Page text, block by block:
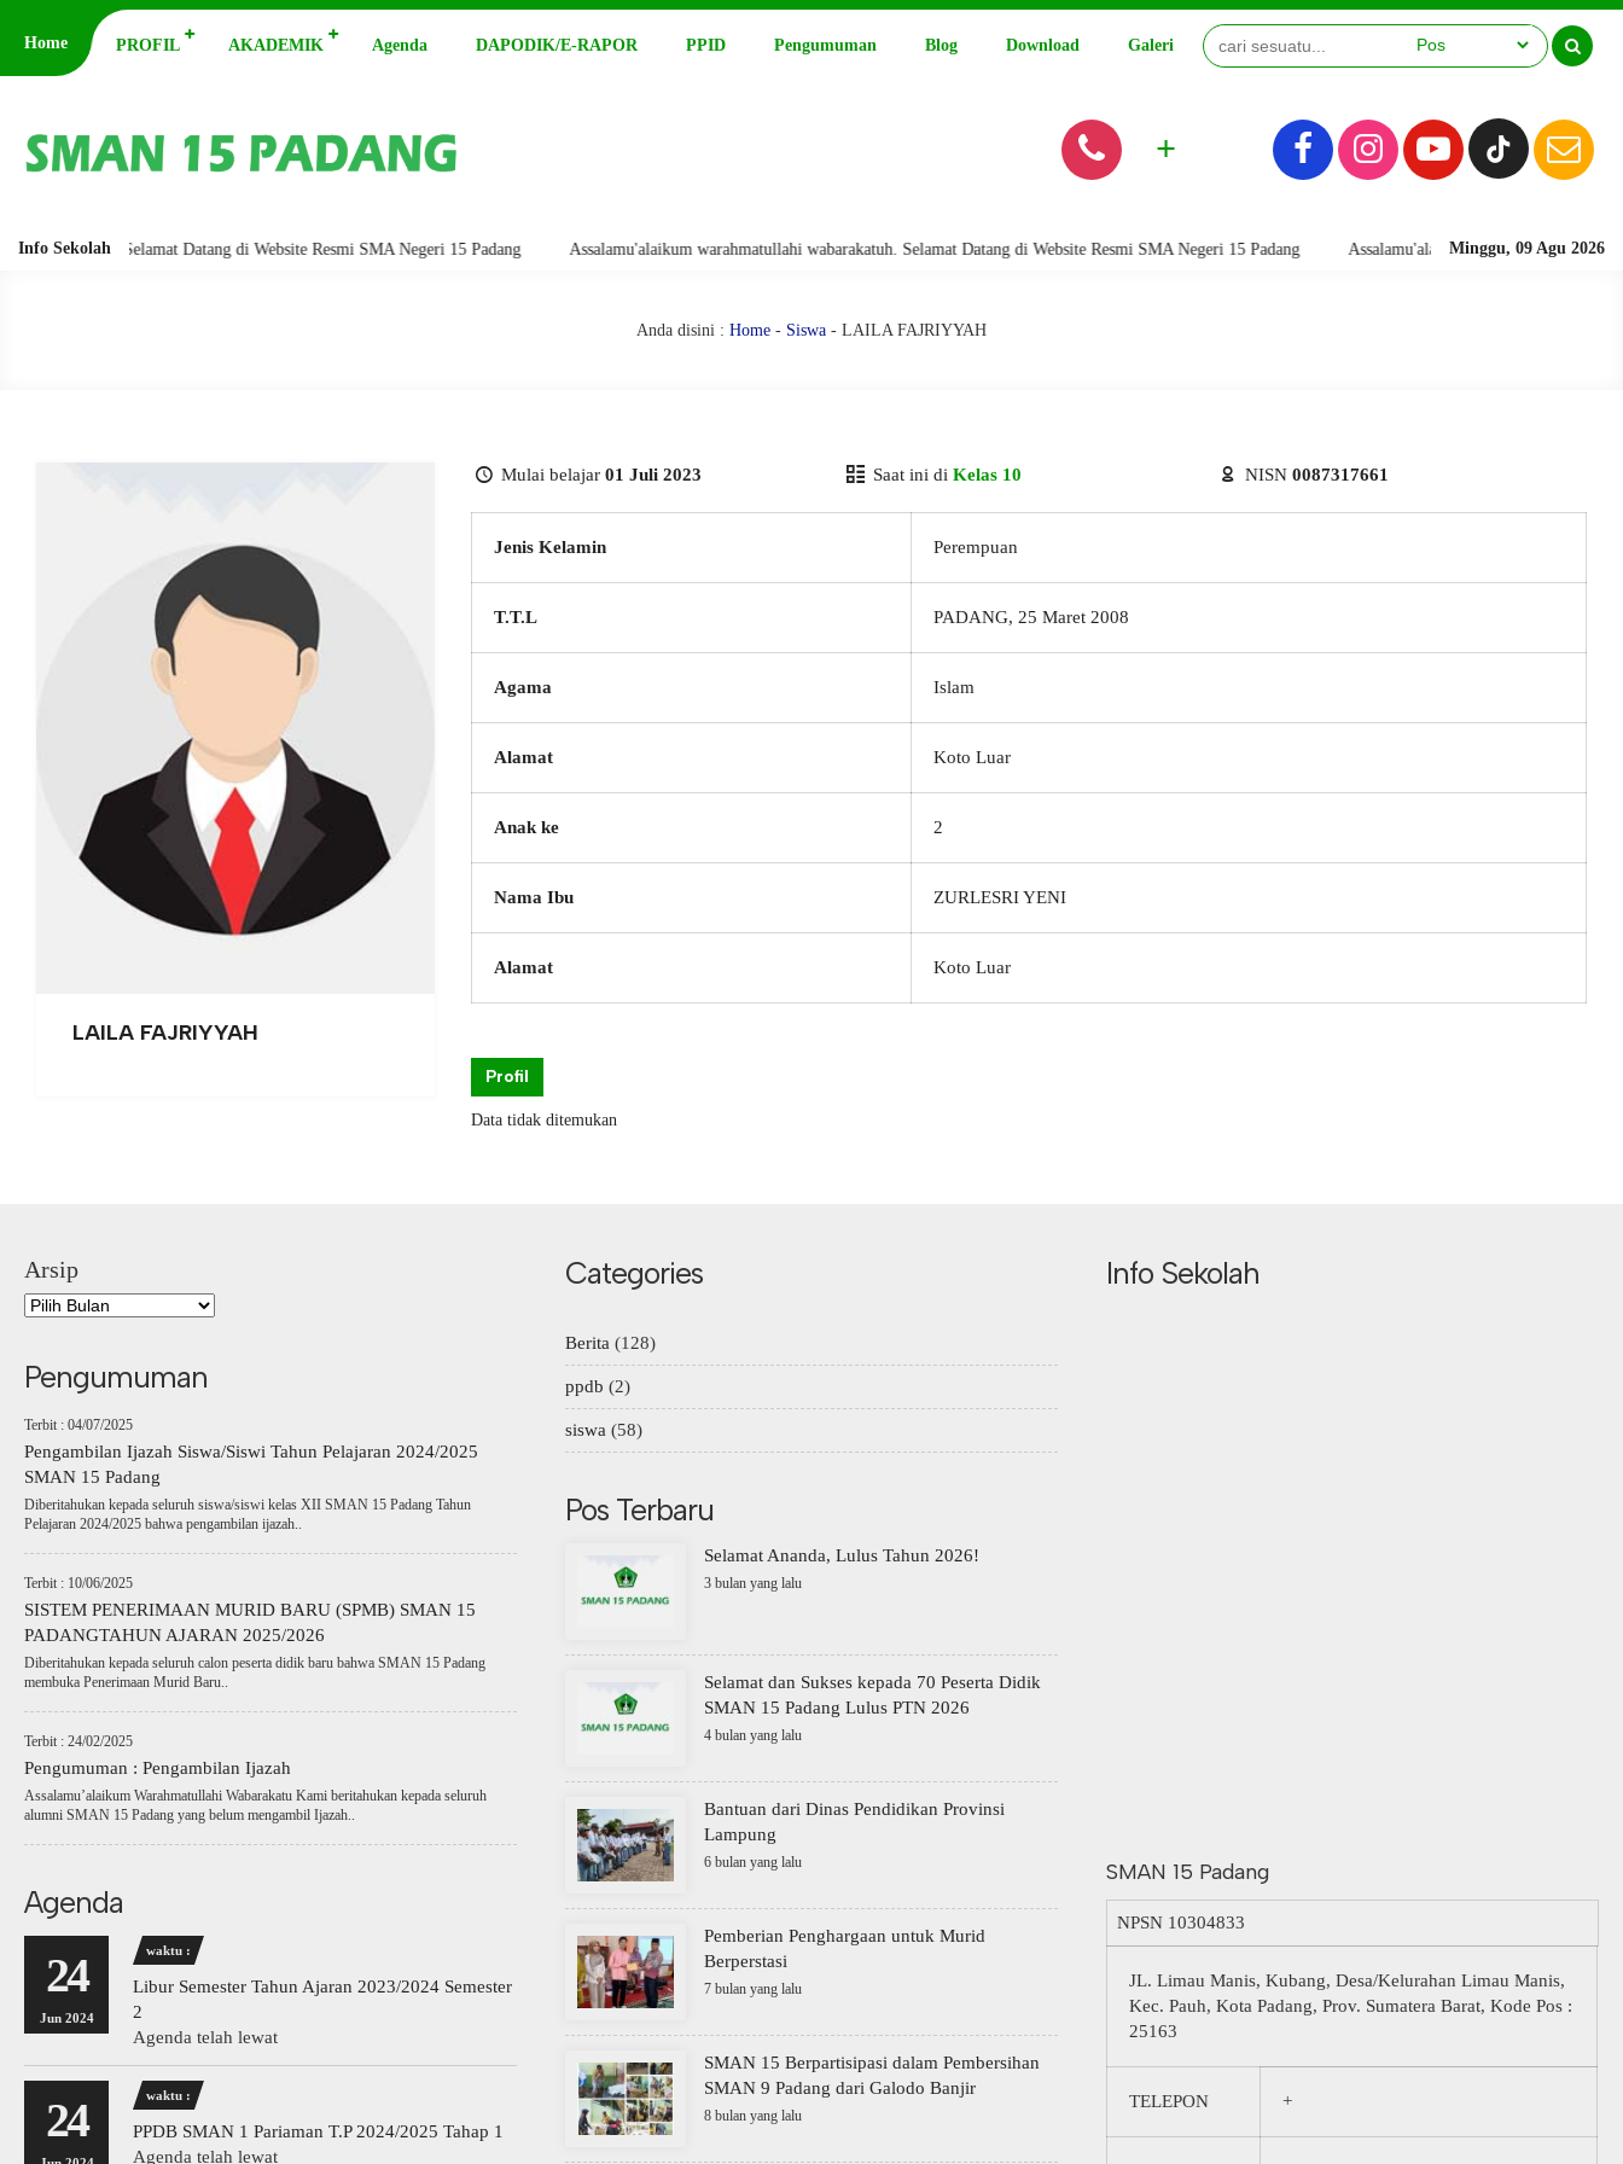
Home PROFIL AKADEMIK Agenda DAPODIK/E-RAPOR PPID Pengumuman Blog Download Galeri Video
+
Info Sekolah Minggu, 09 Agu 2026
Selamat Datang di Website Resmi SMA Negeri 15 Padang Assalamu'alaikum warahmatullahi wabarakatuh. Selamat Datang di Website Resmi SMA Negeri 15 Padang Assalamu'alaikum warahmatullahi
Anda disini : Home - Siswa - LAILA FAJRIYYAH
LAILA FAJRIYYAH
Mulai belajar 01 Juli 2023 Saat ini di Kelas 10 NISN 0087317661
Jenis Kelamin Perempuan
T.T.L PADANG, 25 Maret 2008
Agama Islam
Alamat Koto Luar
Anak ke 2
Nama Ibu ZURLESRI YENI
Alamat Koto Luar
Profil
Data tidak ditemukan
Arsip
Pengumuman
Terbit : 04/07/2025
Pengambilan Ijazah Siswa/Siswi Tahun Pelajaran 2024/2025
SMAN 15 Padang
Diberitahukan kepada seluruh siswa/siswi kelas XII SMAN 15 Padang Tahun
Pelajaran 2024/2025 bahwa pengambilan ijazah..
Terbit : 10/06/2025
SISTEM PENERIMAAN MURID BARU (SPMB) SMAN 15
PADANGTAHUN AJARAN 2025/2026
Diberitahukan kepada seluruh calon peserta didik baru bahwa SMAN 15 Padang
membuka Penerimaan Murid Baru..
Terbit : 24/02/2025
Pengumuman : Pengambilan Ijazah
Assalamu’alaikum Warahmatullahi Wabarakatu Kami beritahukan kepada seluruh
alumni SMAN 15 Padang yang belum mengambil Ijazah..
Agenda
24
Jun 2024
waktu :
Libur Semester Tahun Ajaran 2023/2024 Semester
2
Agenda telah lewat
24 waktu :
PPDB SMAN 1 Pariaman T.P 2024/2025 Tahap 1
Agenda telah lewat
Categories
Berita (128)
ppdb (2)
siswa (58)
Pos Terbaru
Selamat Ananda, Lulus Tahun 2026!
3 bulan yang lalu
Selamat dan Sukses kepada 70 Peserta Didik
SMAN 15 Padang Lulus PTN 2026
4 bulan yang lalu
Bantuan dari Dinas Pendidikan Provinsi
Lampung
6 bulan yang lalu
Pemberian Penghargaan untuk Murid
Berperstasi
7 bulan yang lalu
SMAN 15 Berpartisipasi dalam Pembersihan
SMAN 9 Padang dari Galodo Banjir
8 bulan yang lalu
Info Sekolah
SMAN 15 Padang
NPSN 10304833
JL. Limau Manis, Kubang, Desa/Kelurahan Limau Manis,
Kec. Pauh, Kota Padang, Prov. Sumatera Barat, Kode Pos :
25163
TELEPON +